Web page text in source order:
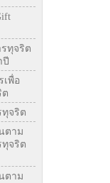
รทุจริต
ปี
เพื่อ
ต
จริต
ตาม
จริต
ตาม